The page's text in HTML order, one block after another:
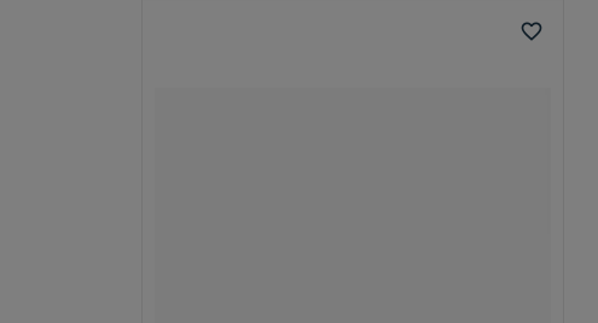
favorite_border